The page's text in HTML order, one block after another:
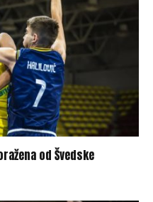
od Švedske